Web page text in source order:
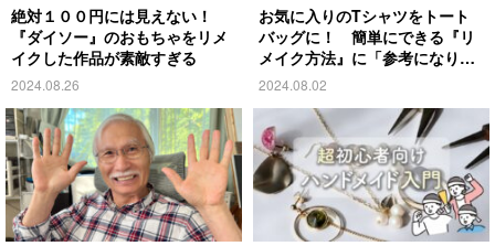
絶対１００円には見えない！
『ダイソー』のおもちゃをリメ
イクした作品が素敵すぎる
2024.08.26
お気に入りのTシャツをトート
バッグに！ 簡単にできる『リ
メイク方法』に「参考になりま
す」
2024.08.02